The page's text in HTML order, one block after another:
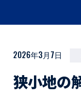
事業拠点・工場紹
サステナビリテ
2026年3月7日
狭小地の